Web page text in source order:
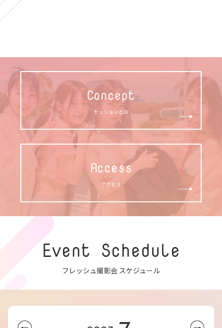
Concept
セッションとは
Access
アクセス
Event Schedule
フレッシュ撮影会 スケジュール